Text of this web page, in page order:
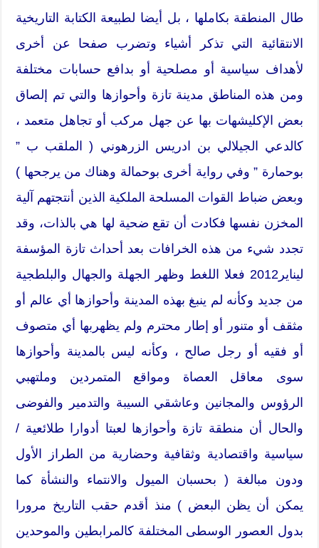
طال المنطقة بكاملها ، بل أيضا لطبيعة الكتابة التاريخية
الانتقائية التي تذكر أشياء وتضرب صفحا عن أخرى
لأهداف سياسية أو مصلحية أو بدافع حسابات مختلفة
ومن هذه المناطق مدينة تازة وأحوازها والتي تم إلصاق
بعض الإكليشهات بها عن جهل مركب أو تجاهل متعمد ،
كالدعي الجيلالي بن ادريس الزرهوني ( الملقب ب ”
بوحمارة ” وفي رواية أخرى بوحمالة وهناك من يرجحها )
وبعض ضباط القوات المسلحة الملكية الذين أنتجتهم آلية
المخزن نفسها فكادت أن تقع ضحية لها هي بالذات، وقد
تجدد شيء من هذه الخرافات بعد أحداث تازة المؤسفة
ليناير2012 فعلا اللغط وظهر الجهلة والجهال والبلطجية
من جديد وكأنه لم ينبغ بهذه المدينة وأحوازها أي عالم أو
مثقف أو متنور أو إطار محترم ولم يظهربها أي متصوف
أو فقيه أو رجل صالح ، وكأنه ليس بالمدينة وأحوازها
سوى معاقل العصاة ومواقع المتمردين وملتهبي
الرؤوس والمجانين وعاشقي السيبة والتدمير والفوضى
والحال أن منطقة تازة وأحوازها لعبتا أدوارا طلائعية /
سياسية واقتصادية وثقافية وحضارية من الطراز الأول
ودون مبالغة ( بحسبان الميول والانتماء والنشأة كما
يمكن أن يظن البعض ) منذ أقدم حقب التاريخ مرورا
بدول العصور الوسطى المختلفة كالمرابطين والموحدين